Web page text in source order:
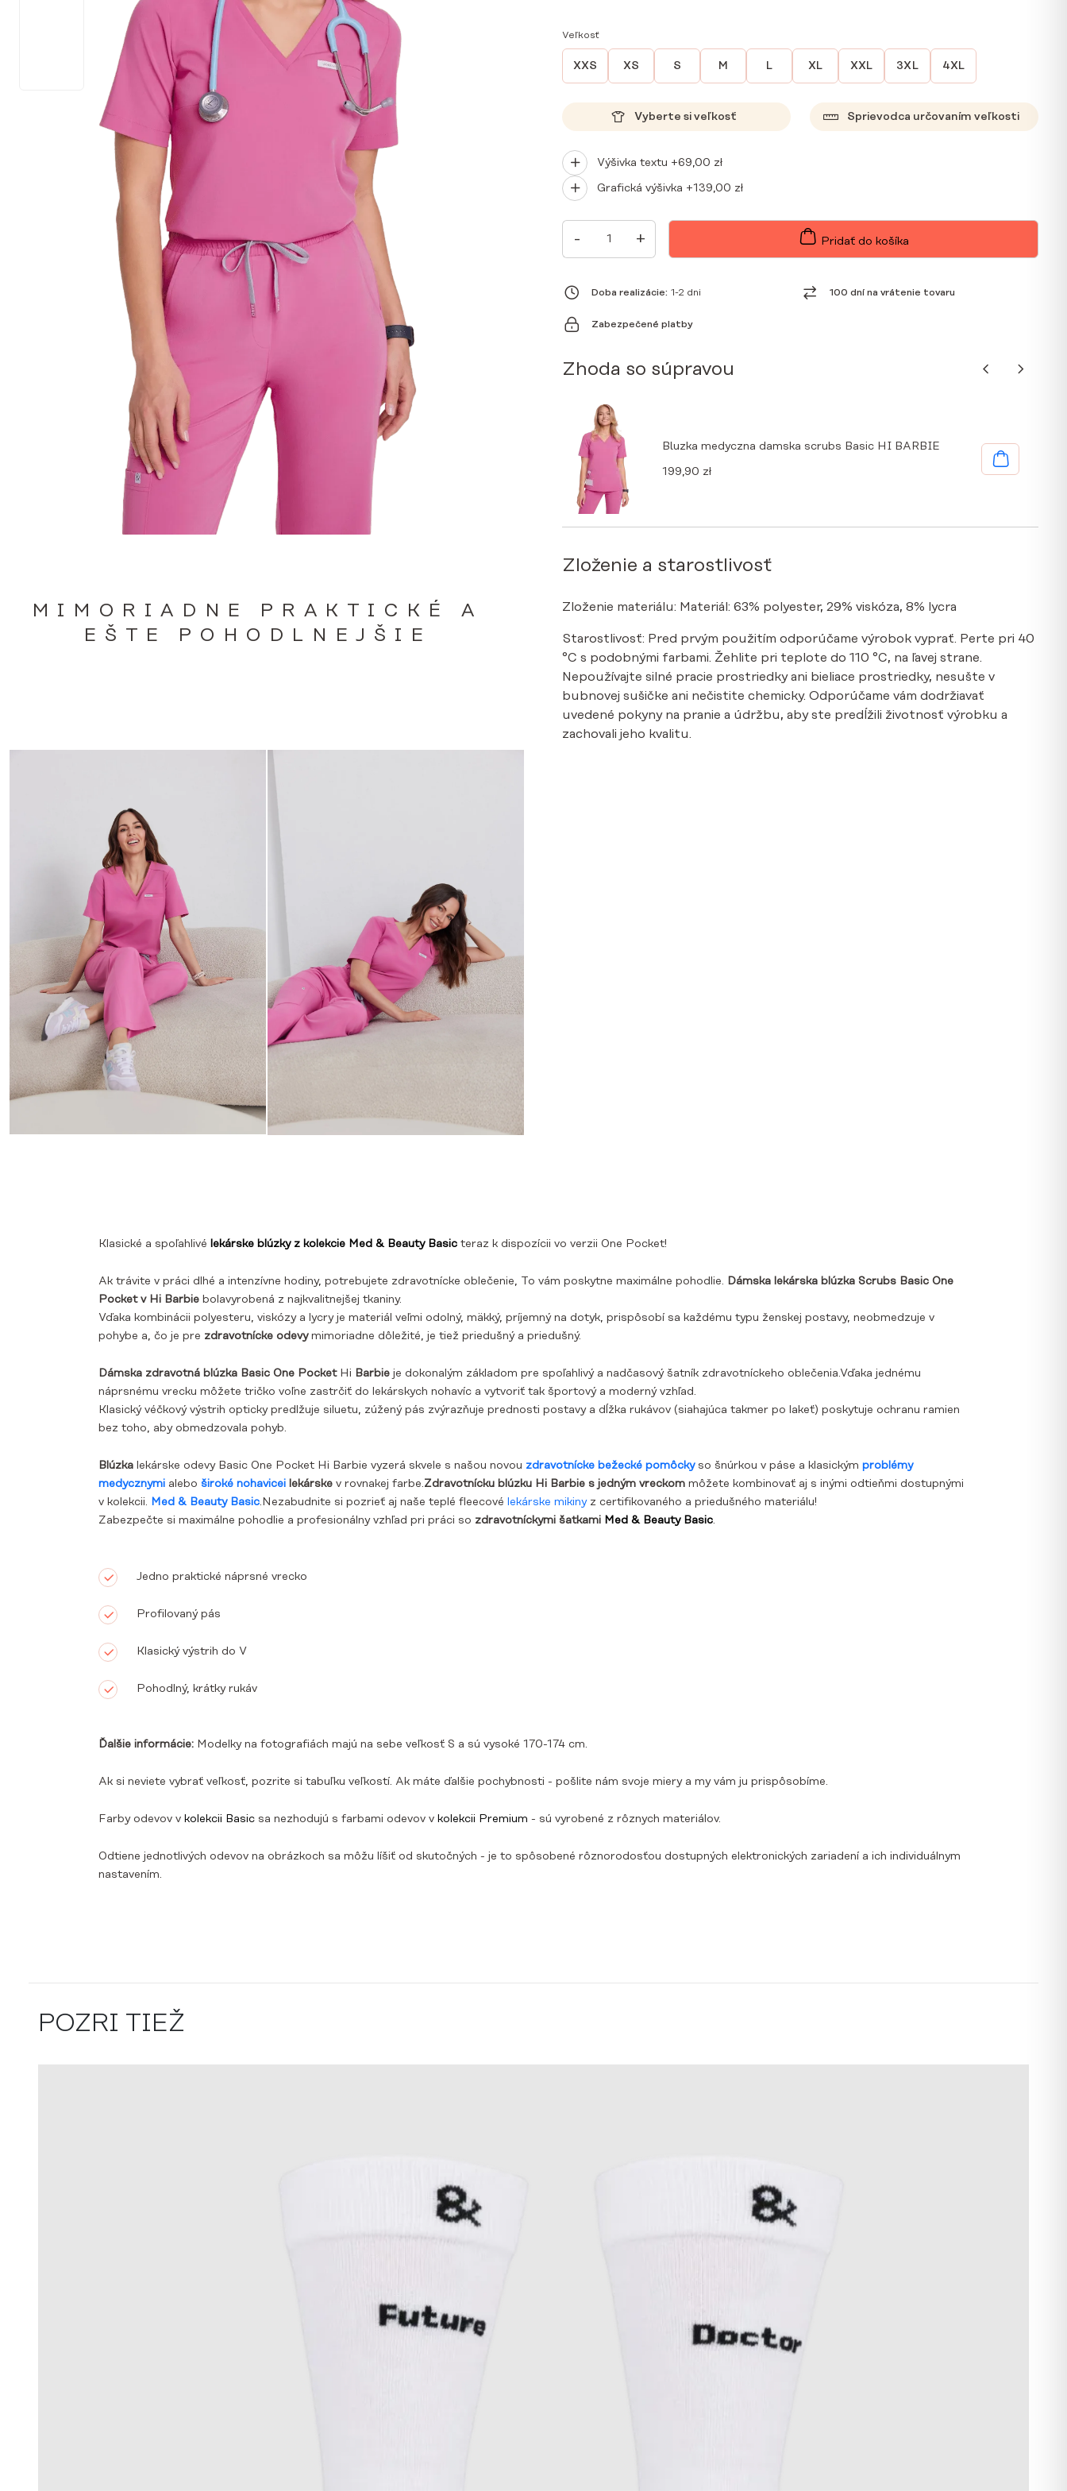
MIMORIADNE PRAKTICKÉ A
EŠTE POHODLNEJŠIE
Veľkosť
XXS XS S M L XL XXL 3XL 4XL
Vyberte si veľkosť Sprievodca určovaním veľkosti
Výšivka textu +69,00 zł
Grafická výšivka +139,00 zł
-
MNOŽSTVO
DÁMSKE
ONE
POCKET
BARBIE
+ Pridať do košíka
Doba realizácie: 1-2 dni 100 dní na vrátenie tovaru
Zabezpečené platby
Zhoda so súpravou
Bluzka medyczna damska scrubs Basic HI BARBIE
199,90 zł
Zloženie a starostlivosť
Zloženie materiálu: Materiál: 63% polyester, 29% viskóza, 8% lycra
Starostlivosť: Pred prvým použitím odporúčame výrobok vyprať. Perte pri 40
°C s podobnými farbami. Žehlite pri teplote do 110 °C, na ľavej strane.
Nepoužívajte silné pracie prostriedky ani bieliace prostriedky, nesušte v
bubnovej sušičke ani nečistite chemicky. Odporúčame vám dodržiavať
uvedené pokyny na pranie a údržbu, aby ste predĺžili životnosť výrobku a
zachovali jeho kvalitu.
Klasické a spoľahlivé lekárske blúzky z kolekcie Med & Beauty Basic teraz k dispozícii vo verzii One Pocket!
Ak trávite v práci dlhé a intenzívne hodiny, potrebujete zdravotnícke oblečenie, To vám poskytne maximálne pohodlie. Dámska lekárska blúzka Scrubs Basic One
Pocket v Hi Barbie bolavyrobená z najkvalitnejšej tkaniny.
Vďaka kombinácii polyesteru, viskózy a lycry je materiál veľmi odolný, mäkký, príjemný na dotyk, prispôsobí sa každému typu ženskej postavy, neobmedzuje v
pohybe a, čo je pre zdravotnícke odevymimoriadne dôležité, je tiež priedušný a priedušný.
Dámska zdravotná blúzka Basic One PocketHi Barbie je dokonalým základom pre spoľahlivý a nadčasový šatník zdravotníckeho oblečenia.Vďaka jednému
náprsnému vrecku môžete tričko voľne zastrčiť do lekárskych nohavíc a vytvoriť tak športový a moderný vzhľad.
Klasický véčkový výstrih opticky predlžuje siluetu, zúžený pás zvýrazňuje prednosti postavy a dĺžka rukávov (siahajúca takmer po lakeť) poskytuje ochranu ramien
bez toho, aby obmedzovala pohyb.
Blúzka lekárske odevy Basic One Pocket Hi Barbie vyzerá skvele s našou novou zdravotnícke bežecké pomôckyso šnúrkou v páse a klasickým problémy
medycznymi alebo široké nohavicei lekárske v rovnakej farbe.Zdravotnícku blúzku Hi Barbie s jedným vreckom môžete kombinovať aj s inými odtieňmi dostupnými
v kolekcii. Med & Beauty Basic.Nezabudnite si pozrieť aj naše teplé fleecové lekárske mikinyz certifikovaného a priedušného materiálu!
Zabezpečte si maximálne pohodlie a profesionálny vzhľad pri práci so zdravotníckymi šatkami Med & Beauty Basic.
Jedno praktické náprsné vrecko
Profilovaný pás
Klasický výstrih do V
Pohodlný, krátky rukáv
Ďalšie informácie: Modelky na fotografiách majú na sebe veľkosť S a sú vysoké 170-174 cm.
Ak si neviete vybrať veľkosť, pozrite si tabuľku veľkostí. Ak máte ďalšie pochybnosti - pošlite nám svoje miery a my vám ju prispôsobíme.
Farby odevov v kolekcii Basic sa nezhodujú s farbami odevov v kolekcii Premium - sú vyrobené z rôznych materiálov.
Odtiene jednotlivých odevov na obrázkoch sa môžu líšiť od skutočných - je to spôsobené rôznorodosťou dostupných elektronických zariadení a ich individuálnym
nastavením.
POZRI TIEŽ